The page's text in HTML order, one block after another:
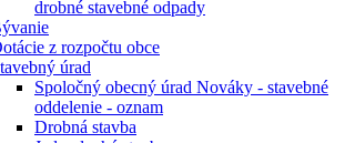
drobné stavebné odpady
z rozpočtu obce
úrad
Spoločný obecný úrad Nováky - stavebné
oddelenie - oznam
Drobná stavba